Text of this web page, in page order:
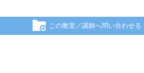
この教室／講師へ問い合わせる